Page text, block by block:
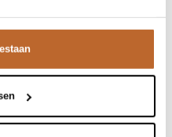
Kant
gevoerd
een track & trace-code,
pakket vandaag nog
of heb je hulp nodig bij
Onze klantenservice staat
look
Portrait is de perfecte
Het verfijnde kant en
prachtige, vrouwelijke